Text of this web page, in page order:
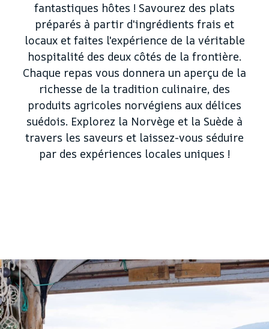
fantastiques hôtes ! Savourez des plats
préparés à partir d'ingrédients frais et
locaux et faites l'expérience de la véritable
hospitalité des deux côtés de la frontière.
Chaque repas vous donnera un aperçu de la
richesse de la tradition culinaire, des
produits agricoles norvégiens aux délices
suédois. Explorez la Norvège et la Suède à
travers les saveurs et laissez-vous séduire
par des expériences locales uniques !